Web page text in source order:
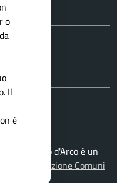
Pomigliano d'Arco è un
Soluzione Comuni
o
Il
è